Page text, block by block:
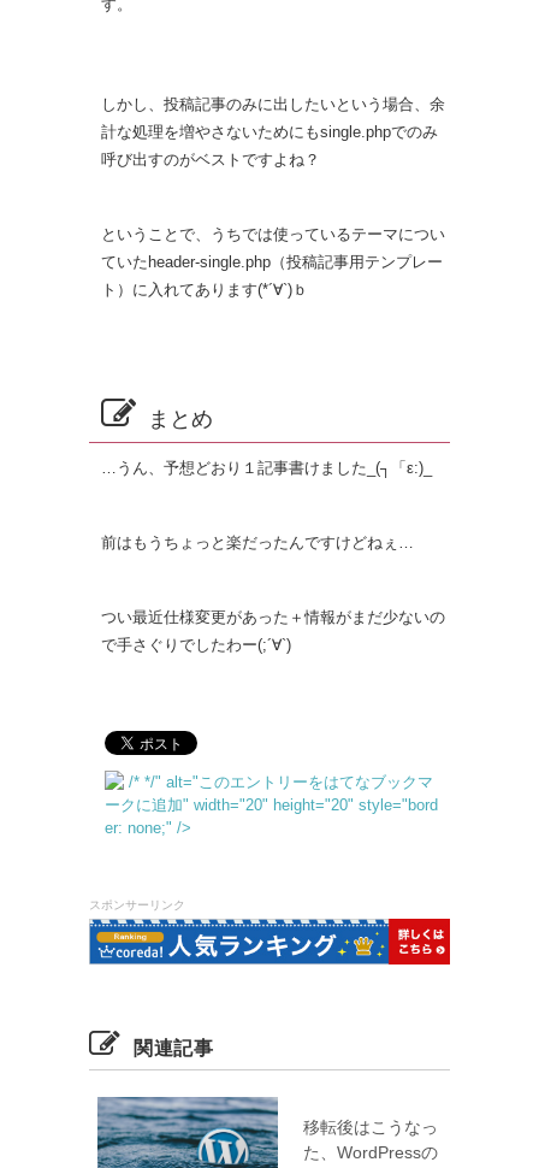
す。
しかし、投稿記事のみに出したいという場合、余
計な処理を増やさないためにもsingle.phpでのみ
呼び出すのがベストですよね？
ということで、うちでは使っているテーマについ
ていたheader-single.php（投稿記事用テンプレー
ト）に入れてあります(*´∀`)ｂ
まとめ
…うん、予想どおり１記事書けました_(┐「ε:)_
前はもうちょっと楽だったんですけどねぇ…
つい最近仕様変更があった＋情報がまだ少ないの
で手さぐりでしたわー(;´∀`)
/* */" alt="このエントリーをはてなブックマ
ークに追加" width="20" height="20" style="bord
er: none;" />
スポンサーリンク
関連記事
移転後はこうなっ
た、WordPressの